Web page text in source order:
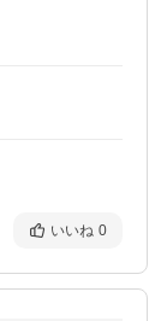
いいね 0